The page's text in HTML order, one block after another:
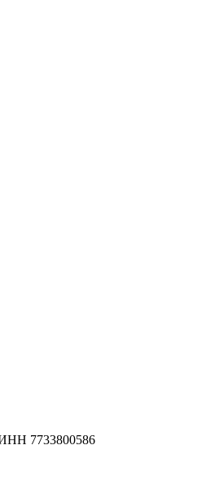
7733800586